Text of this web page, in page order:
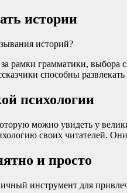
истории
историй?
рамки грамматики, выбора
способны
психологии
можно увидеть у
своих читателей.
и просто
инструмент для